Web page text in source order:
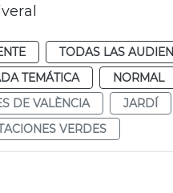
TODAS LAS
TEMÁTICA NORMAL
DE VALÈNCIA JARDÍ
VERDES